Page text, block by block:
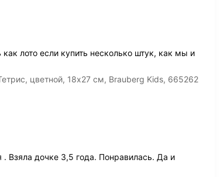
лото если купить несколько штук, как мы и
цветной, 18х27 см, Brauberg Kids, 665262
Взяла дочке 3,5 года. Понравилась. Да и